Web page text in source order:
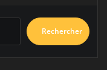
Rechercher